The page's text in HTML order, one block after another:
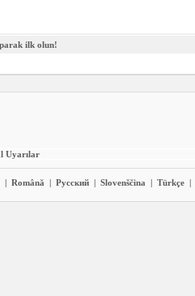
ilk olun!
Uyarılar
| Română | Pyccĸий | Slovenščina | Türkçe |